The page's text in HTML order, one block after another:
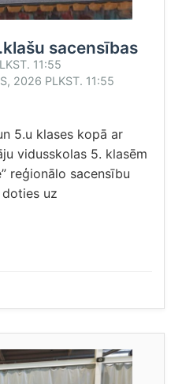
sacensības
11:55
2026 PLKST. 11:55
5.u klases kopā ar
vidusskolas 5. klasēm
reģionālo sacensību
uz